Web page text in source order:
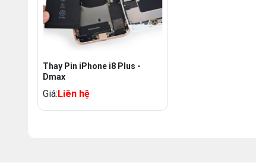
Thay Pin iPhone i8 Plus -
Dmax
Giá:Liên hệ